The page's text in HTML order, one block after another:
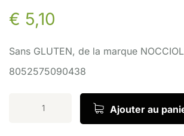
€ 5,10
Sans GLUTEN, de la marque
8052575090438
Ajouter au